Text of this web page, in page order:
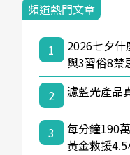
頻道熱門文章
1
2026七夕什
與3習俗8禁
2
濾藍光產品
3
每分鐘190
黃金救援